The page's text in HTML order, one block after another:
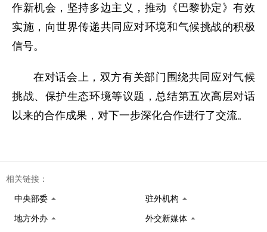
作新机会，坚持多边主义，推动《巴黎协定》有效
实施，向世界传递共同应对环境和气候挑战的积极
信号。
在对话会上，双方有关部门围绕共同应对气候
挑战、保护生态环境等议题，总结第五次高层对话
以来的合作成果，对下一步深化合作进行了交流。
相关链接：
中央部委 驻外机构
地方外办 外交新媒体